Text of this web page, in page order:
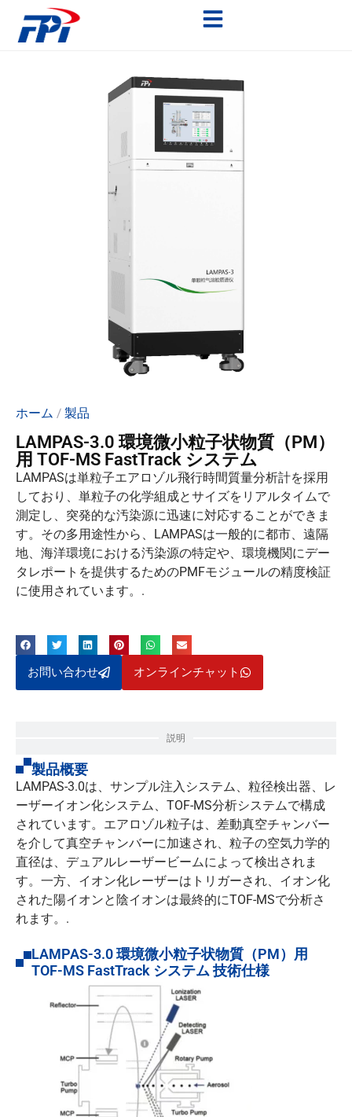
ホーム /製品
LAMPAS-3.0 環境微小粒子状物質（PM）
用 TOF-MS FastTrack システム
LAMPASは単粒子エアロゾル飛行時間質量分析計を採用
しており、単粒子の化学組成とサイズをリアルタイムで
測定し、突発的な汚染源に迅速に対応することができま
す。その多用途性から、LAMPASは一般的に都市、遠隔
地、海洋環境における汚染源の特定や、環境機関にデー
タレポートを提供するためのPMFモジュールの精度検証
に使用されています。.
お問い合わせ オンラインチャット
説明
製品概要
LAMPAS-3.0は、サンプル注入システム、粒径検出器、レ
ーザーイオン化システム、TOF-MS分析システムで構成
されています。エアロゾル粒子は、差動真空チャンバー
を介して真空チャンバーに加速され、粒子の空気力学的
直径は、デュアルレーザービームによって検出されま
す。一方、イオン化レーザーはトリガーされ、イオン化
された陽イオンと陰イオンは最終的にTOF-MSで分析さ
れます。.
LAMPAS-3.0 環境微小粒子状物質（PM）用
TOF-MS FastTrack システム 技術仕様